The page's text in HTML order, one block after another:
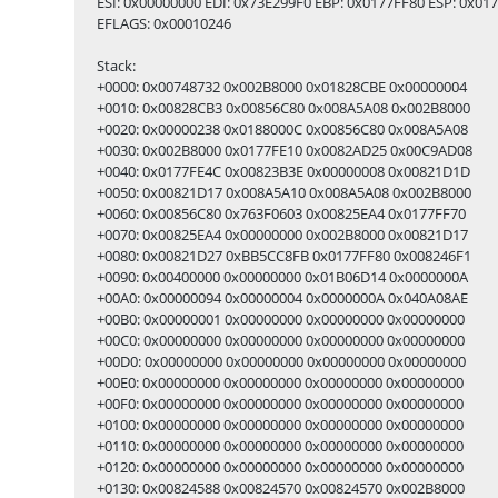
EFLAGS: 0x00010246
Stack:
+0000: 0x00748732 0x002B8000 0x01828CBE 0x00000004
+0010: 0x00828CB3 0x00856C80 0x008A5A08 0x002B8000
+0020: 0x00000238 0x0188000C 0x00856C80 0x008A5A08
+0030: 0x002B8000 0x0177FE10 0x0082AD25 0x00C9AD08
+0040: 0x0177FE4C 0x00823B3E 0x00000008 0x00821D1D
+0050: 0x00821D17 0x008A5A10 0x008A5A08 0x002B8000
+0060: 0x00856C80 0x763F0603 0x00825EA4 0x0177FF70
+0070: 0x00825EA4 0x00000000 0x002B8000 0x00821D17
+0080: 0x00821D27 0xBB5CC8FB 0x0177FF80 0x008246F1
+0090: 0x00400000 0x00000000 0x01B06D14 0x0000000A
+00A0: 0x00000094 0x00000004 0x0000000A 0x040A08AE
+00B0: 0x00000001 0x00000000 0x00000000 0x00000000
+00C0: 0x00000000 0x00000000 0x00000000 0x00000000
+00D0: 0x00000000 0x00000000 0x00000000 0x00000000
+00E0: 0x00000000 0x00000000 0x00000000 0x00000000
+00F0: 0x00000000 0x00000000 0x00000000 0x00000000
+0100: 0x00000000 0x00000000 0x00000000 0x00000000
+0110: 0x00000000 0x00000000 0x00000000 0x00000000
+0120: 0x00000000 0x00000000 0x00000000 0x00000000
+0130: 0x00824588 0x00824570 0x00824570 0x002B8000